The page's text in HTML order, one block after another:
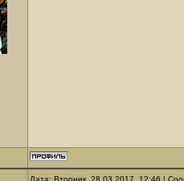
Дата: Вторник, 28.03.2017, 12:46 |